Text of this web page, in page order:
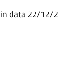
data 22/12/